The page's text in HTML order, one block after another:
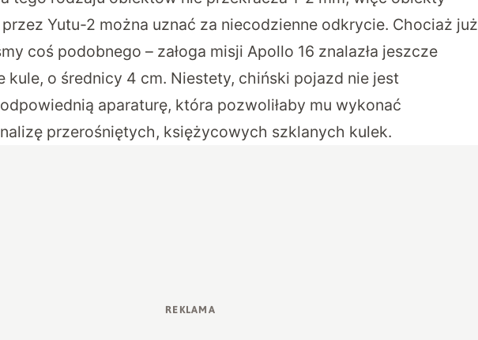
Yutu-2 można uznać za niecodzienne odkrycie. Chociaż już
coś podobnego – załoga misji Apollo 16 znalazła jeszcze
kule, o średnicy 4 cm. Niestety, chiński pojazd nie jest
aparaturę, która pozwoliłaby mu wykonać
przerośniętych, księżycowych szklanych kulek.